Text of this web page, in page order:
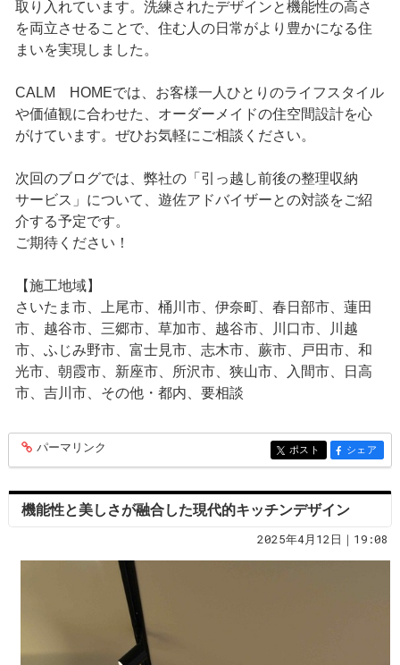
取り入れています。洗練されたデザインと機能性の高さ
を両立させることで、住む人の日常がより豊かになる住
まいを実現しました。
CALM HOMEでは、お客様一人ひとりのライフスタイル
や価値観に合わせた、オーダーメイドの住空間設計を心
がけています。ぜひお気軽にご相談ください。
次回のブログでは、弊社の「引っ越し前後の整理収納
サービス」について、遊佐アドバイザーとの対談をご紹
介する予定です。
ご期待ください！
【施工地域】
さいたま市、上尾市、桶川市、伊奈町、春日部市、蓮田
市、越谷市、三郷市、草加市、越谷市、川口市、川越
市、ふじみ野市、富士見市、志木市、蕨市、戸田市、和
光市、朝霞市、新座市、所沢市、狭山市、入間市、日高
市、吉川市、その他・都内、要相談
entry365
パーマリンク entry365
ポスト entry365
シェア
機能性と美しさが融合した現代的キッチンデザイン
2025年4月12日｜19:08